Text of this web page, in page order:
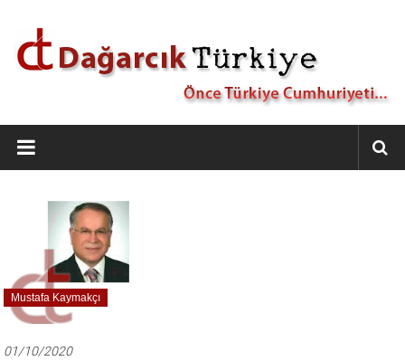
Dağarcık
Türkiye
Cumhuriyeti…
Mustafa Kaymakçı
01/10/2020